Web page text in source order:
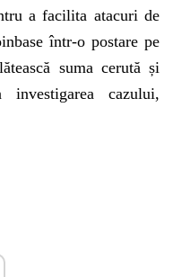
a facilita atacuri de
într-o postare pe
suma cerută și
cazului,